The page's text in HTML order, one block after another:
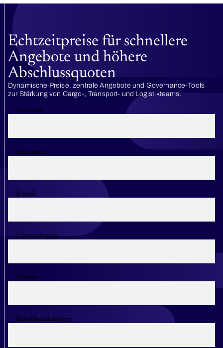
Echtzeitpreise für schnellere
Angebote und höhere
Abschluss­quoten
Dynamische Preise, zentrale Angebote und Governance-Tools
zur Stärkung von Cargo-, Transport- und Logistikteams.
Vorname
Nachname
E-mail
Unternehmen
Telefon
Berufsbezeichnung